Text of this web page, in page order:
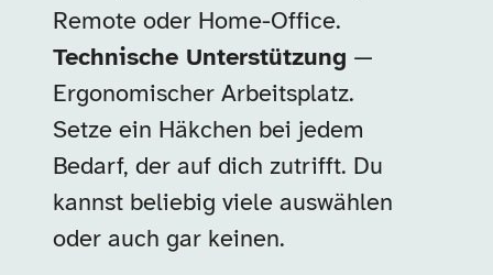
Remote oder Home-Office.
Technische Unterstützung —
Ergonomischer Arbeitsplatz.
Setze ein Häkchen bei jedem
Bedarf, der auf dich zutrifft. Du
kannst beliebig viele auswählen
oder auch gar keinen.